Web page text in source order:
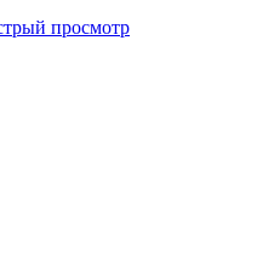
просмотр